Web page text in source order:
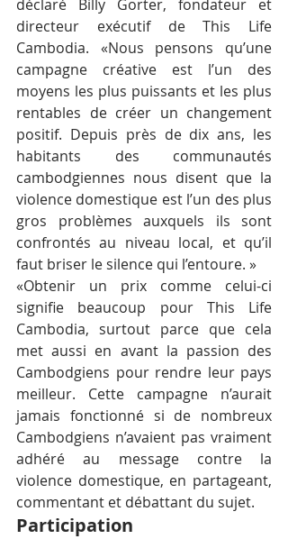
déclaré Billy Gorter, fondateur et
directeur exécutif de This Life
Cambodia. «Nous pensons qu’une
campagne créative est l’un des
moyens les plus puissants et les plus
rentables de créer un changement
positif. Depuis près de dix ans, les
habitants des communautés
cambodgiennes nous disent que la
violence domestique est l’un des plus
gros problèmes auxquels ils sont
confrontés au niveau local, et qu’il
faut briser le silence qui l’entoure. »
«Obtenir un prix comme celui-ci
signifie beaucoup pour This Life
Cambodia, surtout parce que cela
met aussi en avant la passion des
Cambodgiens pour rendre leur pays
meilleur. Cette campagne n’aurait
jamais fonctionné si de nombreux
Cambodgiens n’avaient pas vraiment
adhéré au message contre la
violence domestique, en partageant,
commentant et débattant du sujet.
Participation